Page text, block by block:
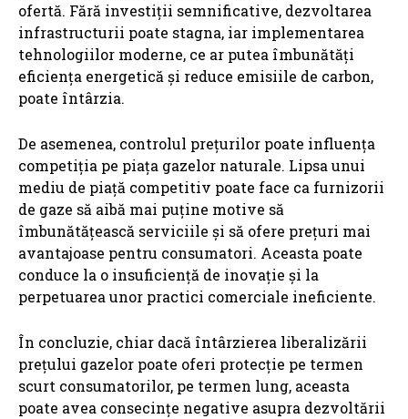
ofertă. Fără investiții semnificative, dezvoltarea
infrastructurii poate stagna, iar implementarea
tehnologiilor moderne, ce ar putea îmbunătăți
eficiența energetică și reduce emisiile de carbon,
poate întârzia.
De asemenea, controlul prețurilor poate influența
competiția pe piața gazelor naturale. Lipsa unui
mediu de piață competitiv poate face ca furnizorii
de gaze să aibă mai puține motive să
îmbunătățească serviciile și să ofere prețuri mai
avantajoase pentru consumatori. Aceasta poate
conduce la o insuficiență de inovație și la
perpetuarea unor practici comerciale ineficiente.
În concluzie, chiar dacă întârzierea liberalizării
prețului gazelor poate oferi protecție pe termen
scurt consumatorilor, pe termen lung, aceasta
poate avea consecințe negative asupra dezvoltării